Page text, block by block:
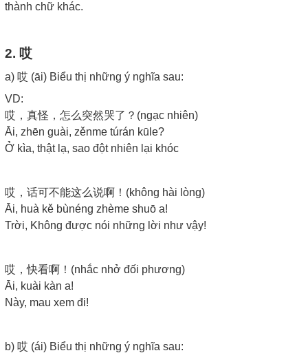
thành chữ khác.
2. 哎
a) 哎 (āi) Biểu thị những ý nghĩa sau:
VD:
哎，真怪，怎么突然哭了？(ngạc nhiên)
Āi, zhēn guài, zěnme túrán kūle?
Ở kìa, thật lạ, sao đột nhiên lại khóc
哎，话可不能这么说啊！(không hài lòng)
Āi, huà kě bùnéng zhème shuō a!
Trời, Không được nói những lời như vậy!
哎，快看啊！(nhắc nhở đối phương)
Āi, kuài kàn a!
Này, mau xem đi!
b) 哎 (ái) Biểu thị những ý nghĩa sau: